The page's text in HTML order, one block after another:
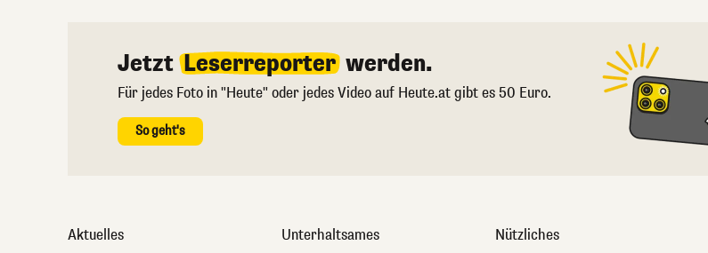
Jetzt Leserreporter werden.
Für jedes Foto in "Heute" oder jedes Video auf Heute.at gibt es 50 Euro.
So geht's
Aktuelles
Unterhaltsames
Nützliches